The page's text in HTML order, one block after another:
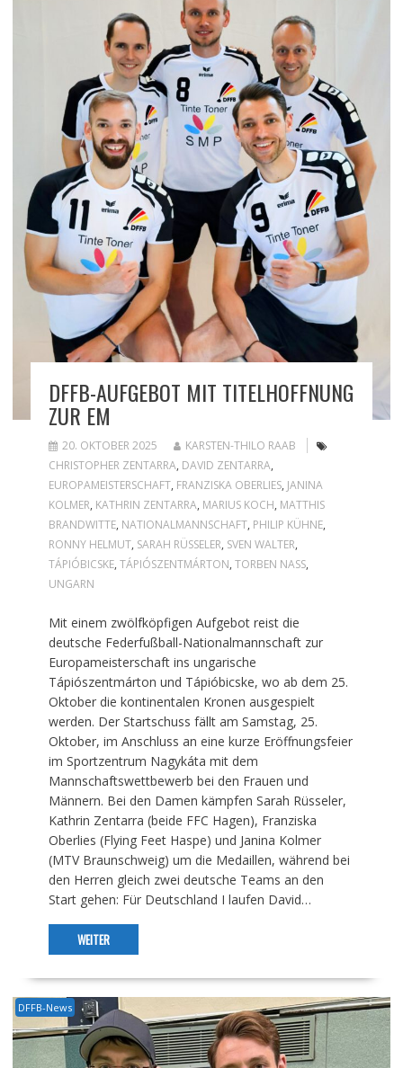
DFFB-AUFGEBOT MIT TITELHOFFNUNG
ZUR EM
20. OKTOBER 2025
KARSTEN-THILO RAAB
CHRISTOPHER ZENTARRA, DAVID ZENTARRA,
EUROPAMEISTERSCHAFT, FRANZISKA OBERLIES, JANINA
KOLMER, KATHRIN ZENTARRA, MARIUS KOCH, MATTHIS
BRANDWITTE, NATIONALMANNSCHAFT, PHILIP KÜHNE,
RONNY HELMUT, SARAH RÜSSELER, SVEN WALTER,
TÁPIÓBICSKE, TÁPIÓSZENTMÁRTON, TORBEN NASS,
UNGARN
Mit einem zwölfköpfigen Aufgebot reist die
deutsche Federfußball-Nationalmannschaft zur
Europameisterschaft ins ungarische
Tápiószentmárton und Tápióbicske, wo ab dem 25.
Oktober die kontinentalen Kronen ausgespielt
werden. Der Startschuss fällt am Samstag, 25.
Oktober, im Anschluss an eine kurze Eröffnungsfeier
im Sportzentrum Nagykáta mit dem
Mannschaftswettbewerb bei den Frauen und
Männern. Bei den Damen kämpfen Sarah Rüsseler,
Kathrin Zentarra (beide FFC Hagen), Franziska
Oberlies (Flying Feet Haspe) und Janina Kolmer
(MTV Braunschweig) um die Medaillen, während bei
den Herren gleich zwei deutsche Teams an den
Start gehen: Für Deutschland I laufen David…
WEITER
DFFB-News